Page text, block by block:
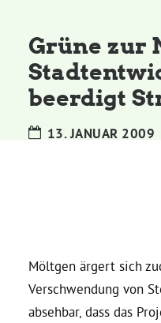
Grünes Zentrum
Personen
Josefine Paul, MdL
Robin Korte, MdL
Grüne zur
beerdigt
13. JANUAR 2009
Möltgen ärgert sich
Verschwendung von
absehbar, dass das